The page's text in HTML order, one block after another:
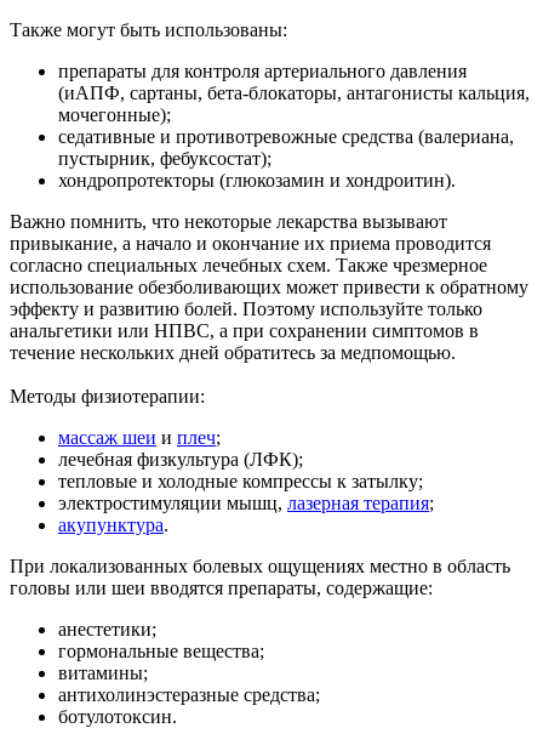
Также могут быть использованы:
препараты для контроля артериального давления
(иАПФ, сартаны, бета-блокаторы, антагонисты кальция,
мочегонные);
седативные и противотревожные средства (валериана,
пустырник, фебуксостат);
хондропротекторы (глюкозамин и хондроитин).
Важно помнить, что некоторые лекарства вызывают
привыкание, а начало и окончание их приема проводится
согласно специальных лечебных схем. Также чрезмерное
использование обезболивающих может привести к обратному
эффекту и развитию болей. Поэтому используйте только
анальгетики или НПВС, а при сохранении симптомов в
течение нескольких дней обратитесь за медпомощью.
Методы физиотерапии:
массаж шеи и плеч;
лечебная физкультура (ЛФК);
тепловые и холодные компрессы к затылку;
электростимуляции мышц, лазерная терапия;
акупунктура.
При локализованных болевых ощущениях местно в область
головы или шеи вводятся препараты, содержащие:
анестетики;
гормональные вещества;
витамины;
антихолинэстеразные средства;
ботулотоксин.